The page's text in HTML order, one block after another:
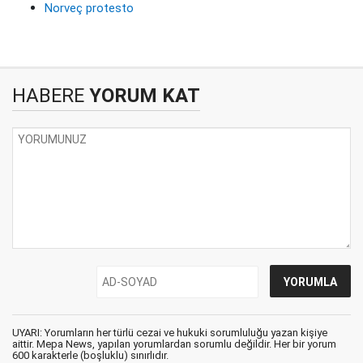
Norveç protesto
HABERE YORUM KAT
UYARI: Yorumların her türlü cezai ve hukuki sorumluluğu yazan kişiye
aittir. Mepa News, yapılan yorumlardan sorumlu değildir. Her bir yorum
600 karakterle (boşluklu) sınırlıdır.